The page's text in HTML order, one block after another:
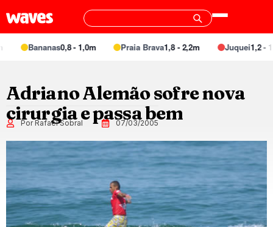
Bananas0,8 - 1,0m Praia Brava1,8 - 2,2m Juquei1,2 -
Adriano Alemão sofre nova
cirurgia e passa bem
Por Rafael Sobral 07/03/2005